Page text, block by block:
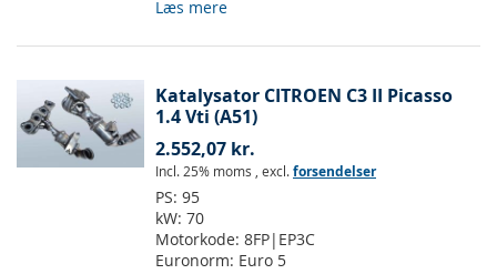
Læs mere
Katalysator CITROEN C3 II Picasso
1.4 Vti (A51)
2.552,07 kr.
Incl. 25% moms , excl.forsendelser
PS: 95
kW: 70
Motorkode: 8FP|EP3C
Euronorm: Euro 5